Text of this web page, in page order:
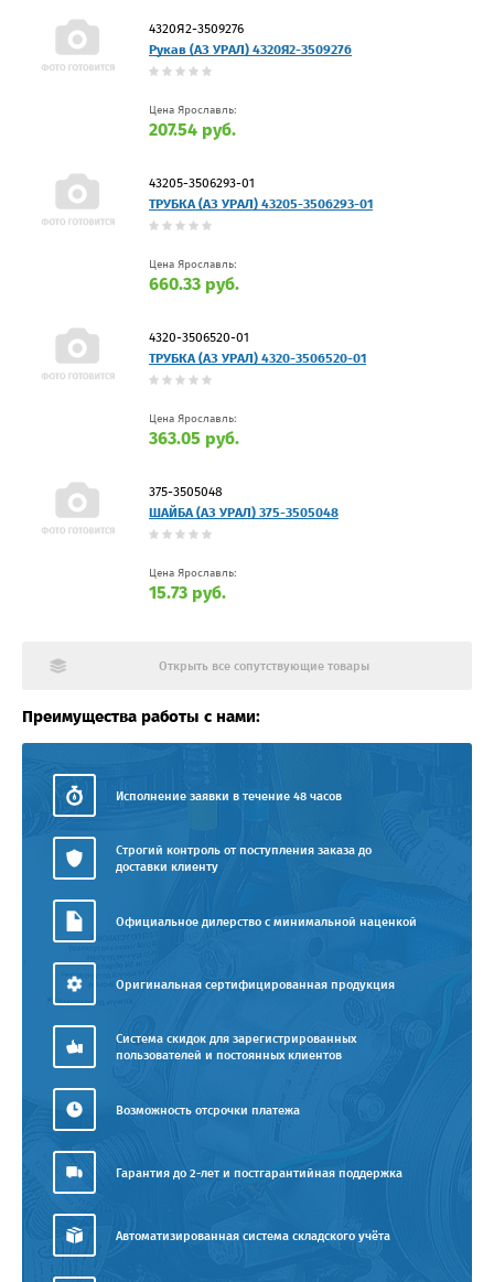
4320Я2-3509276
Рукав (АЗ УРАЛ) 4320Я2-3509276
Цена Ярославль:
207.54 руб.
43205-3506293-01
ТРУБКА (АЗ УРАЛ) 43205-3506293-01
Цена Ярославль:
660.33 руб.
4320-3506520-01
ТРУБКА (АЗ УРАЛ) 4320-3506520-01
Цена Ярославль:
363.05 руб.
375-3505048
ШАЙБА (АЗ УРАЛ) 375-3505048
Цена Ярославль:
15.73 руб.
Открыть все сопутствующие товары
Преимущества работы с нами:
Исполнение заявки в течение 48 часов
Строгий контроль от поступления заказа до
доставки клиенту
Официальное дилерство с минимальной наценкой
Оригинальная сертифицированная продукция
Система скидок для зарегистрированных
пользователей и постоянных клиентов
Возможность отсрочки платежа
Гарантия до 2-лет и постгарантийная поддержка
Автоматизированная система складского учёта